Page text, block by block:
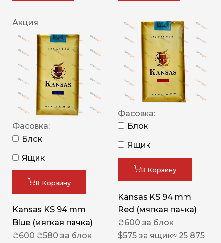
Акция
Фасовка:
Блок
Ящик
В Корзину
Kansas KS 94 mm
Blue (мягкая пачка)
₴600 ₴580 за блок
Фасовка:
Блок
Ящик
В Корзину
Kansas KS 94 mm
Red (мягкая пачка)
₴600 за блок
$575 за ящик≈ 25 875